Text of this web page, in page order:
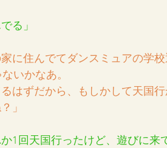
る」
に住んでてダンスミュアの学
いかなあ。
はずだから、もしかして天国
」
1回天国行ったけど、遊びに来